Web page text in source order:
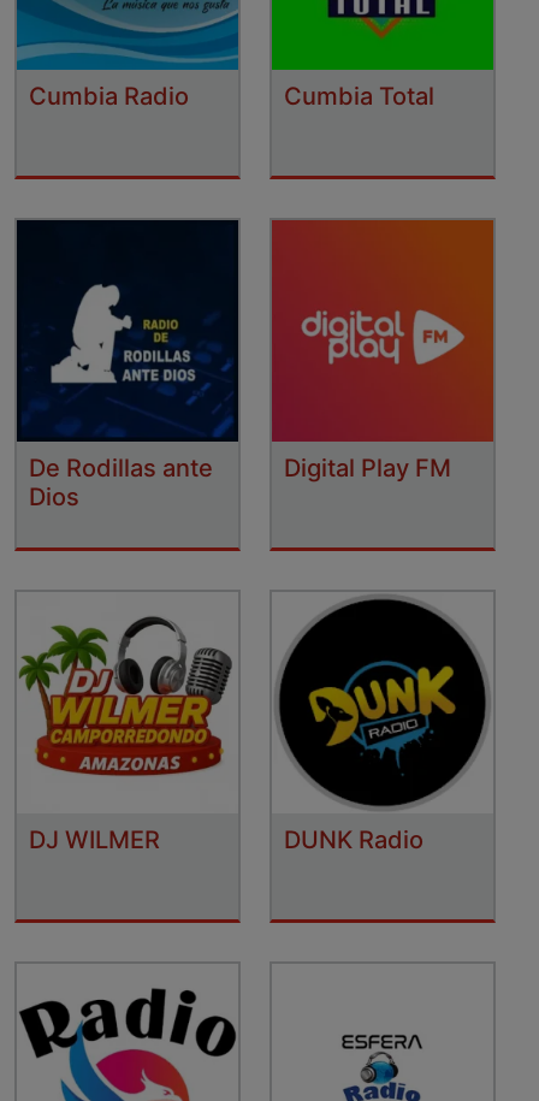
Cumbia Radio Cumbia Total
De Rodillas ante
Dios
Digital Play FM
DJ WILMER DUNK Radio